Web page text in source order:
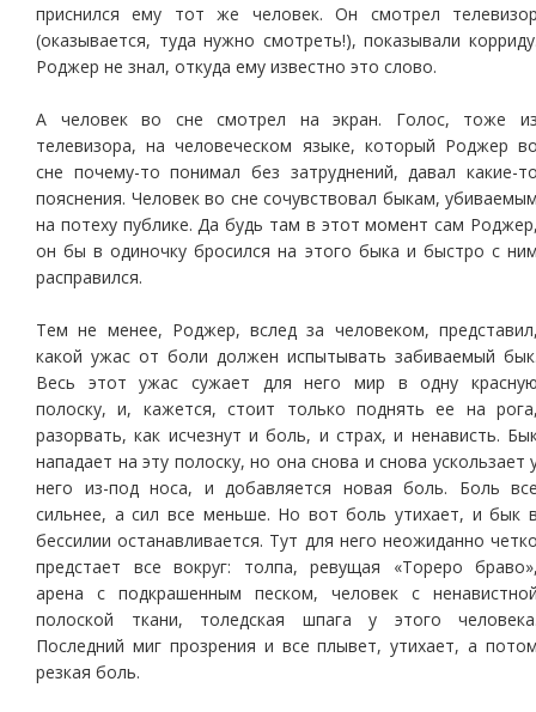
приснился ему тот же человек. Он смотрел
(оказывается, туда нужно смотреть!), показывали
Роджер не знал, откуда ему известно это слово.
А человек во сне смотрел на экран. Голос, тоже
телевизора, на человеческом языке, который Роджер
сне почему-то понимал без затруднений, давал какие-
пояснения. Человек во сне сочувствовал быкам,
на потеху публике. Да будь там в этот момент сам
он бы в одиночку бросился на этого быка и быстро с
расправился.
Тем не менее, Роджер, вслед за человеком,
какой ужас от боли должен испытывать забиваемый
Весь этот ужас сужает для него мир в одну
полоску, и, кажется, стоит только поднять ее на
разорвать, как исчезнут и боль, и страх, и ненависть.
нападает на эту полоску, но она снова и снова ускользает
него из-под носа, и добавляется новая боль. Боль
сильнее, а сил все меньше. Но вот боль утихает, и бык
бессилии останавливается. Тут для него неожиданно
предстает все вокруг: толпа, ревущая «Тореро
арена с подкрашенным песком, человек с
полоской ткани, толедская шпага у этого
Последний миг прозрения и все плывет, утихает, а
резкая боль.